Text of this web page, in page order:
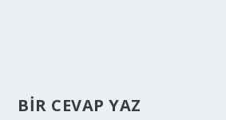
BIR CEVAP YAZ